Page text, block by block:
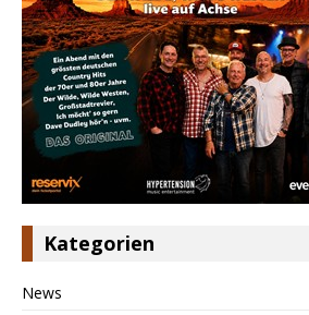
Kategorien
News